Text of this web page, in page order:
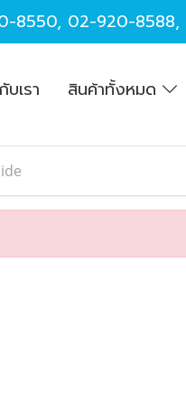
8550, 02-920-8588,
บเรา สินค้าทั้งหมด